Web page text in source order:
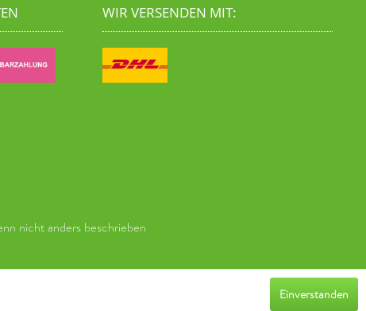
WIR VERSENDEN MIT:
nicht anders beschrieben
Einverstanden